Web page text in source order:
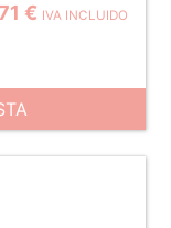
€ IVA INCLUIDO